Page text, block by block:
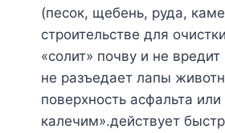
(песок, щебень, руда,
строительстве для
«солит» почву и не
не разъедает лапы
поверхность асфальта
калечим».действует